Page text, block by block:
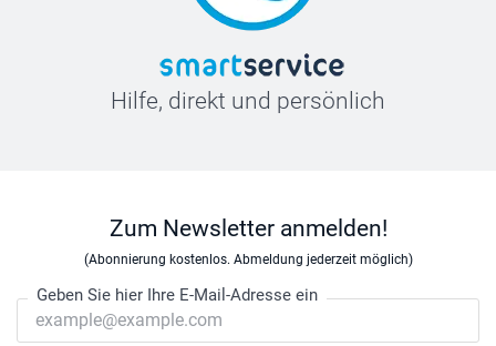
Hilfe, direkt und persönlich
Zum Newsletter anmelden!
(Abonnierung kostenlos. Abmeldung jederzeit möglich)
Geben Sie hier Ihre E-Mail-Adresse ein